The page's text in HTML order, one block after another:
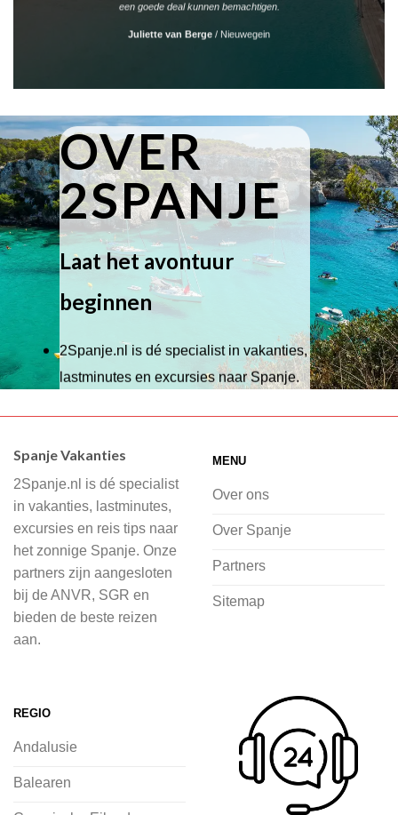
een goede deal kunnen bemachtigen.
Juliette van Berge / Nieuwegein
OVER
2SPANJE
Laat het avontuur
beginnen
2Spanje.nl is dé specialist in vakanties,
lastminutes en excursies naar Spanje.
Wij hebben een breed scala aan
of je nu wilt relaxen op het strand,
cultuur wilt ontdekken of avontuur zoekt
in de natuur.
Bij 2Spanje.nl begint de voorpret al
voordat je het vliegtuig instapt, door
inspiratie op te doen over dit zonnige
vliegvakantie zoeken en boeken bij
2Spanje.nl, met een team dat altijd
klaarstaat om eventuele vragen te
beantwoorden en ervoor te zorgen dat
jij met een gerust hart op vakantie kunt
Spanje Vakanties
2Spanje.nl is dé specialist
in vakanties, lastminutes,
excursies en reis tips naar
het zonnige Spanje. Onze
partners zijn aangesloten
bij de ANVR, SGR en
bieden de beste reizen
aan.
MENU
Over ons
Over Spanje
Partners
Sitemap
REGIO
Andalusie
Balearen